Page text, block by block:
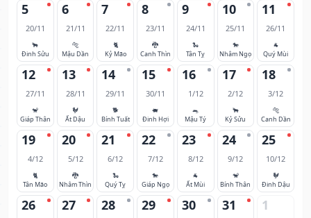
5
20/11
🐂
Đinh Sửu
6
21/11
🐅
Mậu Dần
7
22/11
🐈
Kỷ Mão
8
23/11
🐉
Canh Thìn
9
24/11
🐍
Tân Tỵ
10
25/11
🐎
Nhâm Ngọ
11
26/11
🐐
Quý Mùi
12
27/11
🐒
Giáp Thân
13
28/11
🐓
Ất Dậu
14
29/11
🐕
Bính Tuất
15
30/11
🐖
Đinh Hợi
16
1/12
🐀
Mậu Tý
17
2/12
🐂
Kỷ Sửu
18
3/12
🐅
Canh Dần
19
4/12
🐈
Tân Mão
20
5/12
🐉
Nhâm Thìn
21
6/12
🐍
Quý Tỵ
22
7/12
🐎
Giáp Ngọ
23
8/12
🐐
Ất Mùi
24
9/12
🐒
Bính Thân
25
10/12
🐓
Đinh Dậu
26 27 28 29 30 31 1